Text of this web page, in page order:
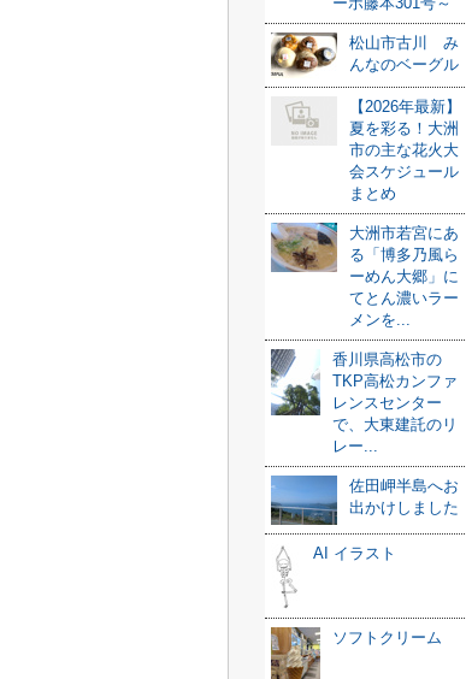
松山市古川 み
んなのベーグル
【2026年最新】
夏を彩る！大洲
市の主な花火大
会スケジュール
まとめ
大洲市若宮にあ
る「博多乃風ら
ーめん大郷」に
てとん濃いラー
メンを...
香川県高松市の
TKP高松カンファ
レンスセンター
で、大東建託のリ
レー...
佐田岬半島へお
出かけしました
AI イラスト
ソフトクリーム